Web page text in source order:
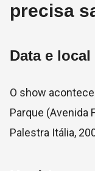
precisa
Data e local
O show
Parque (Avenida
Palestra Itália,